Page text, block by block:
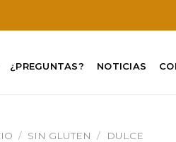
¿PREGUNTAS? NOTICIAS
/ SIN GLUTEN / DULCE